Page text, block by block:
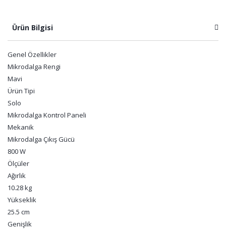
Ürün Bilgisi
Genel Özellikler
Mikrodalga Rengi
Mavi
Ürün Tipi
Solo
Mikrodalga Kontrol Paneli
Mekanik
Mikrodalga Çıkış Gücü
800 W
Ölçüler
Ağırlık
10.28 kg
Yükseklik
25.5 cm
Genişlik